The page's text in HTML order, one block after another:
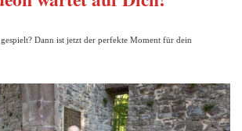
Dann ist jetzt der perfekte Moment für dein